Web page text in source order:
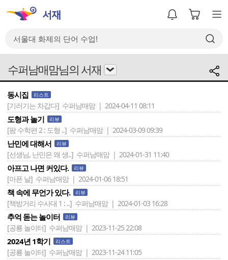
수퍼남매맘님의 서재
동시집 리스트
[기러기는 차갑다] 수퍼남매맘 | 2024-04-11 08:11
도형과 놀기 리뷰
[팜 수학편 2 : 도형 ..] 수퍼남매맘 | 2024-03-09 09:39
난민에 대해서 리뷰
[선생님, 난민은 왜 생..] 수퍼남매맘 | 2024-01-31 11:40
아프고 나면 커있다. 리뷰
[아픈 날] 수퍼남매맘 | 2024-01-06 18:51
책 속에 무언가 있다. 리뷰
[책방거리 수사대 1 : ..] 수퍼남매맘 | 2024-01-03 16:28
추억 돋는 놀이터 리뷰
[공룡 놀이터] 수퍼남매맘 | 2023-11-25 22:08
2024년 1학기 리스트
[공룡 놀이터] 수퍼남매맘 | 2023-11-24 11:05